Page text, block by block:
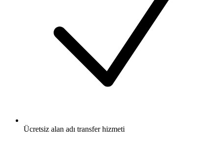
Ücretsiz alan adı transfer hizmeti